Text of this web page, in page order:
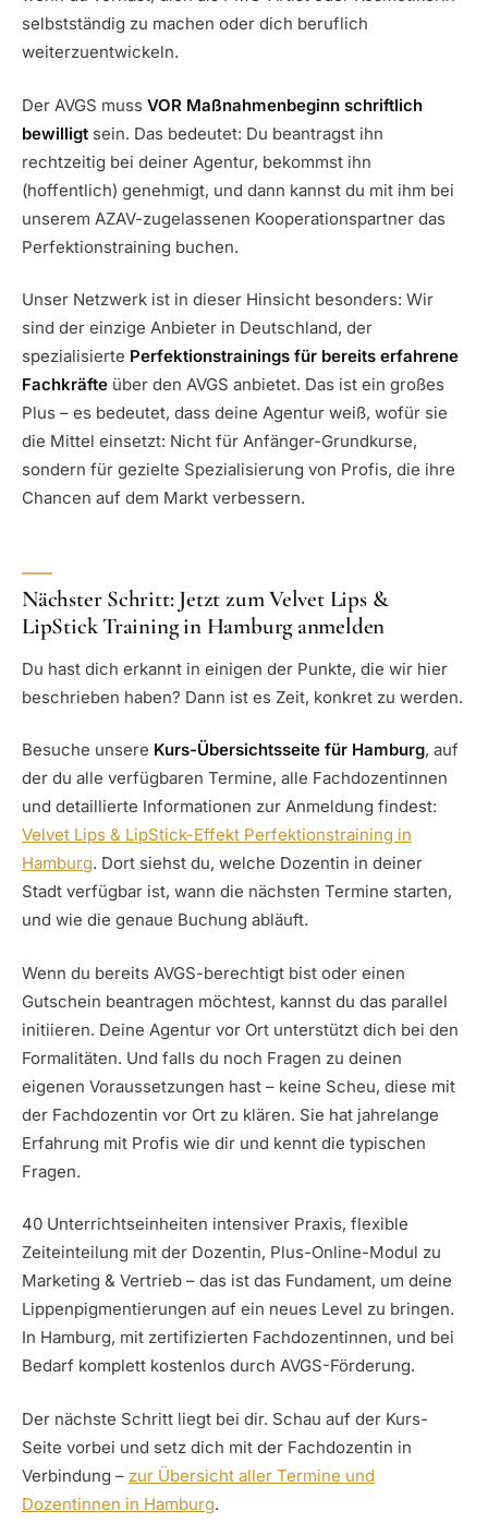
selbstständig zu machen oder dich beruflich
weiterzuentwickeln.
Der AVGS muss VOR Maßnahmenbeginn schriftlich
bewilligt sein. Das bedeutet: Du beantragst ihn
rechtzeitig bei deiner Agentur, bekommst ihn
(hoffentlich) genehmigt, und dann kannst du mit ihm bei
unserem AZAV-zugelassenen Kooperationspartner das
Perfektionstraining buchen.
Unser Netzwerk ist in dieser Hinsicht besonders: Wir
sind der einzige Anbieter in Deutschland, der
spezialisierte Perfektionstrainings für bereits erfahrene
Fachkräfte über den AVGS anbietet. Das ist ein großes
Plus – es bedeutet, dass deine Agentur weiß, wofür sie
die Mittel einsetzt: Nicht für Anfänger-Grundkurse,
sondern für gezielte Spezialisierung von Profis, die ihre
Chancen auf dem Markt verbessern.
Nächster Schritt: Jetzt zum Velvet Lips &
LipStick Training in Hamburg anmelden
Du hast dich erkannt in einigen der Punkte, die wir hier
beschrieben haben? Dann ist es Zeit, konkret zu werden.
Besuche unsere Kurs-Übersichtsseite für Hamburg, auf
der du alle verfügbaren Termine, alle Fachdozentinnen
und detaillierte Informationen zur Anmeldung findest:
Velvet Lips & LipStick-Effekt Perfektionstraining in
Hamburg. Dort siehst du, welche Dozentin in deiner
Stadt verfügbar ist, wann die nächsten Termine starten,
und wie die genaue Buchung abläuft.
Wenn du bereits AVGS-berechtigt bist oder einen
Gutschein beantragen möchtest, kannst du das parallel
initiieren. Deine Agentur vor Ort unterstützt dich bei den
Formalitäten. Und falls du noch Fragen zu deinen
eigenen Voraussetzungen hast – keine Scheu, diese mit
der Fachdozentin vor Ort zu klären. Sie hat jahrelange
Erfahrung mit Profis wie dir und kennt die typischen
Fragen.
40 Unterrichtseinheiten intensiver Praxis, flexible
Zeiteinteilung mit der Dozentin, Plus-Online-Modul zu
Marketing & Vertrieb – das ist das Fundament, um deine
Lippenpigmentierungen auf ein neues Level zu bringen.
In Hamburg, mit zertifizierten Fachdozentinnen, und bei
Bedarf komplett kostenlos durch AVGS-Förderung.
Der nächste Schritt liegt bei dir. Schau auf der Kurs-
Seite vorbei und setz dich mit der Fachdozentin in
Verbindung – zur Übersicht aller Termine und
Dozentinnen in Hamburg.